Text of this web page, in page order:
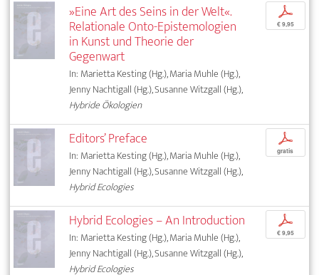
»Eine Art des Seins in der Welt«.
Relationale Onto-Epistemologien
in Kunst und Theorie der
Gegenwart
In: Marietta Kesting (Hg.), Maria Muhle (Hg.),
Jenny Nachtigall (Hg.), Susanne Witzgall (Hg.),
Hybride Ökologien
p
€ 9,95
Editors’ Preface
In: Marietta Kesting (Hg.), Maria Muhle (Hg.),
Jenny Nachtigall (Hg.), Susanne Witzgall (Hg.),
Hybrid Ecologies
p
gratis
Hybrid Ecologies – An Introduction
In: Marietta Kesting (Hg.), Maria Muhle (Hg.),
Jenny Nachtigall (Hg.), Susanne Witzgall (Hg.),
Hybrid Ecologies
p
€ 9,95